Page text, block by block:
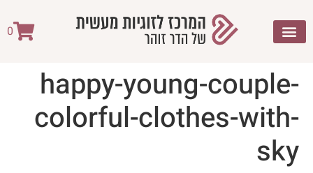
0
happy-young-couple-
colorful-clothes-with-
sky